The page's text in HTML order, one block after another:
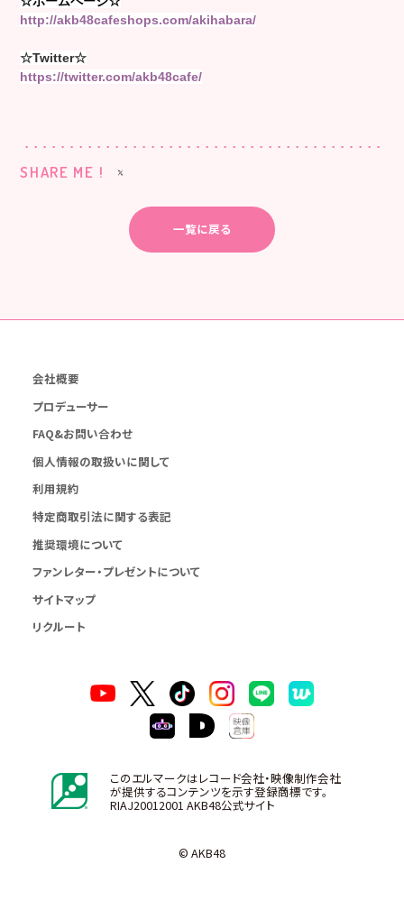
http://akb48cafeshops.com/akihabara/
☆Twitter☆
https://twitter.com/akb48cafe/
SHARE ME !
一覧に戻る
会社概要
プロデューサー
FAQ&お問い合わせ
個人情報の取扱いに関して
利用規約
特定商取引法に関する表記
推奨環境について
ファンレター・プレゼントについて
サイトマップ
リクルート
このエルマークはレコード会社・映像制作会社
が提供するコンテンツを示す登録商標です。
RIAJ20012001 AKB48公式サイト
© AKB48